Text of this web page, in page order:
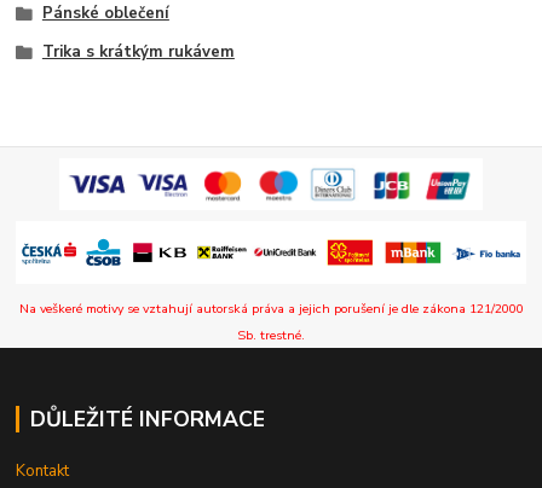
Pánské oblečení
Trika s krátkým rukávem
Na veškeré motivy se vztahují autorská práva a jejich porušení je dle zákona 121/2000
Sb. trestné.
DŮLEŽITÉ INFORMACE
Kontakt